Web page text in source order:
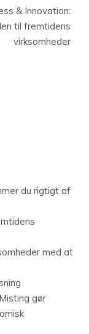
& Innovation:
til fremtidens
virksomheder
du rigtigt af
med at
gør